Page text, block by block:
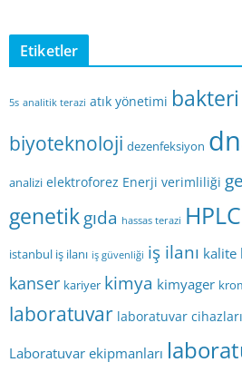
Etiketler
5s analitik terazi atık yönetimi bakteri
biyoteknoloji dezenfeksiyon
analizi elektroforez Enerji verimliliği
genetikgıda hassas terazi HPLC
istanbul iş ilanı iş güvenliği iş ilanı kalite
kanser kariyer kimya kimyager
laboratuvar laboratuvar cihazları
Laboratuvar ekipmanları